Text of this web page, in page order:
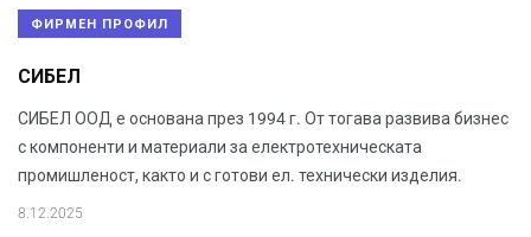
ФИРМЕН ПРОФИЛ
СИБЕЛ
СИБЕЛ ООД е основана през 1994 г. От тогава развива бизнес
с компоненти и материали за електротехническата
промишленост, както и с готови ел. технически изделия.
8.12.2025